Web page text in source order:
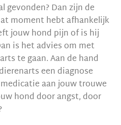
gevonden? Dan zijn de
moment hebt afhankelijk
jouw hond pijn of is hij
is het advies om met
te gaan. Aan de hand
een diagnose
aan jouw trouwe
hond door angst, door